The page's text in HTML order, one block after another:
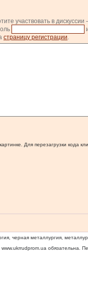
участвовать в дискуссии
страницу регистрации
Для перезагрузки кода
черная металлургия,
www.ukrrudprom.ua обязательна.